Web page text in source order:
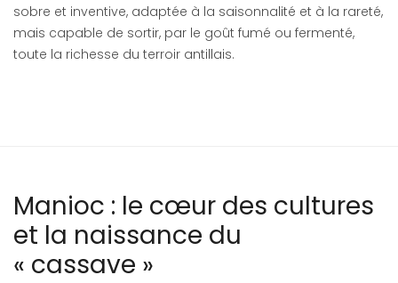
sobre et inventive, adaptée à la saisonnalité et à la rareté,
mais capable de sortir, par le goût fumé ou fermenté,
toute la richesse du terroir antillais.
Manioc : le cœur des cultures
et la naissance du
« cassave »